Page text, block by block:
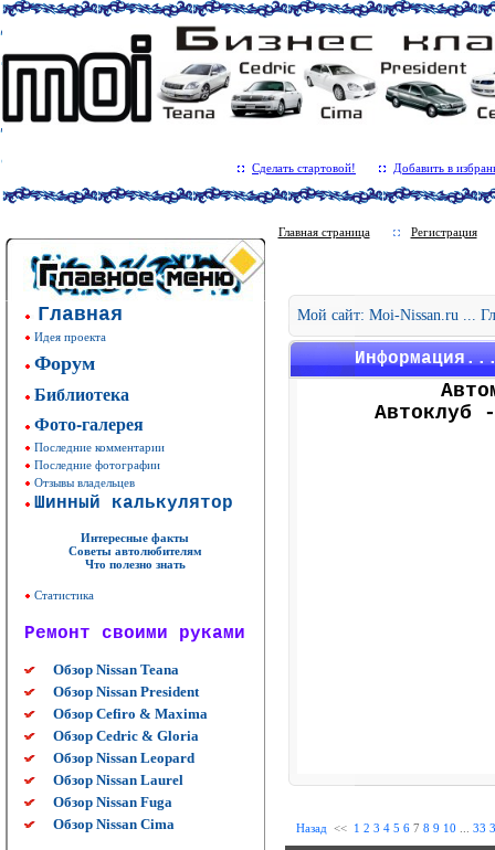
Сделать стартовой! Добавить в
Главная
Идея проекта
Форум
Библиотека
Фото-галерея
Последние комментарии
Последние фотографии
Отзывы владельцев
Шинный калькулятор
Интересные факты
Советы автолюбителям
Что полезно знать
Статистика
Ремонт своими руками
Обзор Nissan Teana
Обзор Nissan President
Обзор Cefiro & Maxima
Обзор Cedric & Gloria
Обзор Nissan Leopard
Обзор Nissan Laurel
Обзор Nissan Fuga
Обзор Nissan Cima
Главная страница Регистрация
Мой сайт: Moi-Nissan.ru ...
Автоклуб
Назад << 1 2 3 4 5 6 7 8 9 10 33